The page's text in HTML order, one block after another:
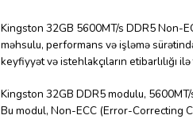
Kingston 32GB 5600MT/s DDR5 Non-
məhsulu, performans və işləmə
keyfiyyət və istehlakçıların etibarlılığı
Kingston 32GB DDR5 modulu,
Bu modul, Non-ECC (Error-Correcting